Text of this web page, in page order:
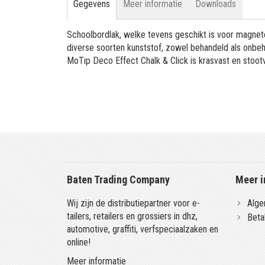
Gegevens
Schoolbordlak, welke tevens geschikt is voor
diverse soorten kunststof, zowel behandeld als
MoTip Deco Effect Chalk & Click is krasvast en
Meer informatie Downloads
Baten Trading Company
Wij zijn de distributiepartner voor e-
tailers, retailers en grossiers in dhz,
automotive, graffiti, verfspeciaalzaken en
online!
Meer informatie
Meer